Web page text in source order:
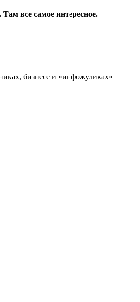
. Там все самое интересное.
бизнесе и «инфожуликах»